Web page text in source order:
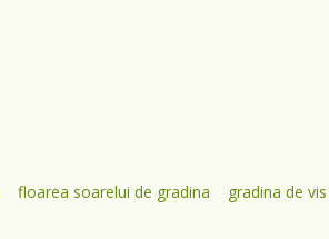
floarea soarelui de gradina
gradina de vis